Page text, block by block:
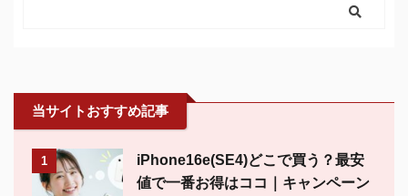
当サイトおすすめ記事
1
iPhone16e(SE4)どこで買う？最安
値で一番お得はココ｜キャンペーン